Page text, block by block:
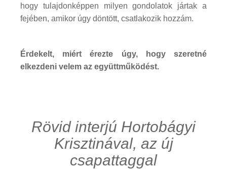
hogy tulajdonképpen milyen gondolatok jártak a
fejében, amikor úgy döntött, csatlakozik hozzám.
Érdekelt, miért érezte úgy, hogy szeretné
elkezdeni velem az együttműködést.
Rövid interjú Hortobágyi
Krisztinával, az új
csapattaggal